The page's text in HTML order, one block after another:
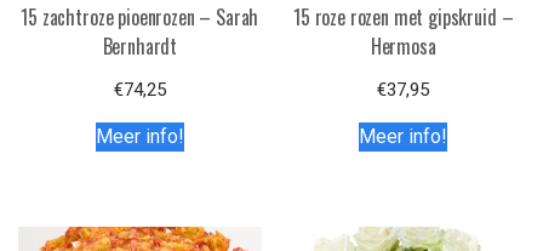
15 zachtroze pioenrozen – Sarah
Bernhardt
€74,25
Meer info!
15 roze rozen met gipskruid –
Hermosa
€37,95
Meer info!